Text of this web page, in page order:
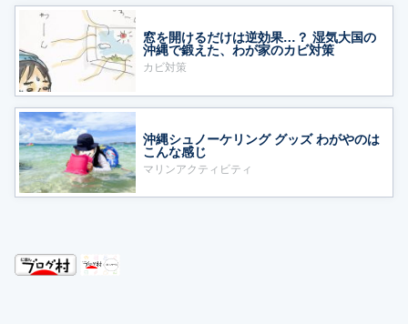
窓を開けるだけは逆効果…？ 湿気大国の
沖縄で鍛えた、わが家のカビ対策
カビ対策
沖縄シュノーケリング グッズ わがやのは
こんな感じ
マリンアクティビティ